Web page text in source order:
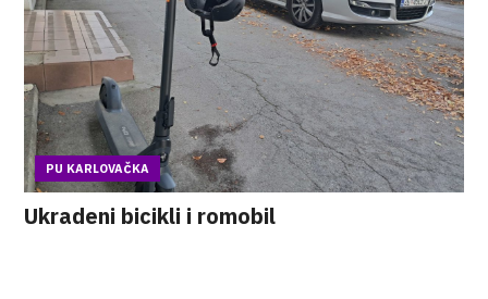
PU KARLOVAČKA
Ukradeni bicikli i romobil